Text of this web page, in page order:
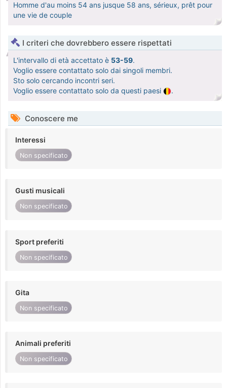
Homme d'au moins 54 ans jusque 58 ans, sérieux, prêt pour
une vie de couple
I criteri che dovrebbero essere rispettati
L'intervallo di età accettato è 53-59.
Voglio essere contattato solo dai singoli membri.
Sto solo cercando incontri seri.
Voglio essere contattato solo da questi paesi
.
Conoscere me
Interessi
Non specificato
Gusti musicali
Non specificato
Sport preferiti
Non specificato
Gita
Non specificato
Animali preferiti
Non specificato